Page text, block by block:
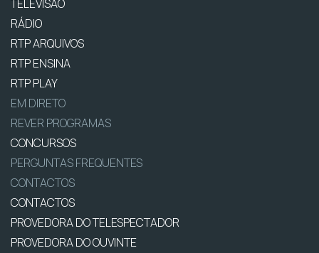
TELEVISÃO
RÁDIO
RTP ARQUIVOS
RTP ENSINA
RTP PLAY
EM DIRETO
REVER PROGRAMAS
CONCURSOS
PERGUNTAS FREQUENTES
CONTACTOS
CONTACTOS
PROVEDORA DO TELESPECTADOR
PROVEDORA DO OUVINTE